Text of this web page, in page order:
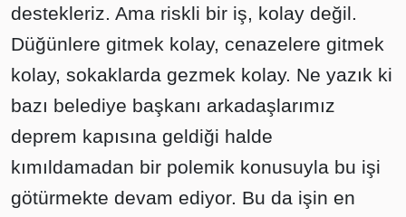
destekleriz. Ama riskli bir iş, kolay değil.
Düğünlere gitmek kolay, cenazelere gitmek
kolay, sokaklarda gezmek kolay. Ne yazık ki
bazı belediye başkanı arkadaşlarımız
deprem kapısına geldiği halde
kımıldamadan bir polemik konusuyla bu işi
götürmekte devam ediyor. Bu da işin en